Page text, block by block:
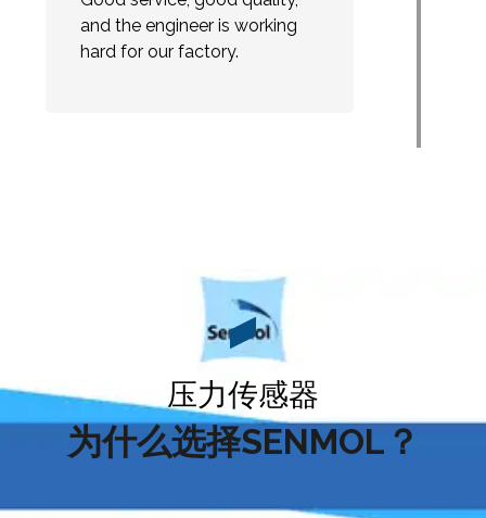
and the engineer is working
hard for our factory.
压力传感器
为什么选择SENMOL？